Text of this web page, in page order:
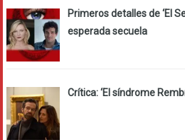
Primeros detalles de ‘El
esperada secuela
Crítica: ‘El síndrome